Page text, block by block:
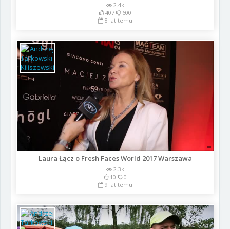
2.4k
407
600
8 lat temu
Laura Łącz o Fresh Faces World 2017 Warszawa
2.3k
10
0
9 lat temu